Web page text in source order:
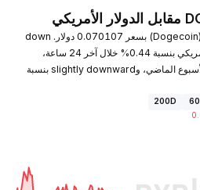
يجري اليوم، تداوُل واحد (1) DOGE ‏(Dogecoin) بسعر 0.070107 دولار. down
سعر صرف DOGE مقابل الدولار الأمريكي بنسبة 0.44% خلال آخر 24 ساعة،
وincreased بنسبة 0.15% خلال الأسبوع الماضي، وslightly downward بنسبة
200D